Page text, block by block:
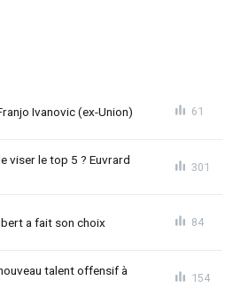
Ivanovic (ex-Union) 61
viser le top 5 ? Euvrard
301
a fait son choix 84
talent offensif à
154